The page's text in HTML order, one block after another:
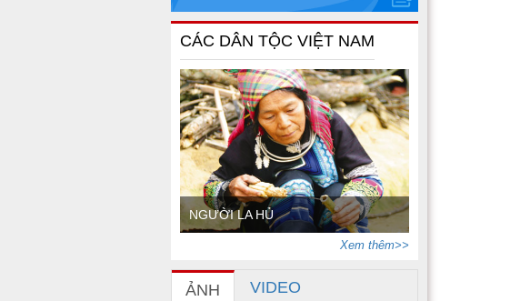
CÁC DÂN TỘC VIỆT NAM
NGƯỜI LA HỦ
Xem thêm>>
ẢNH VIDEO